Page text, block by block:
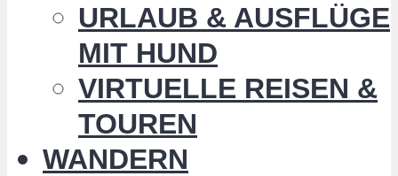
URLAUB & AUSFLÜGE
MIT HUND
VIRTUELLE REISEN &
TOUREN
WANDERN